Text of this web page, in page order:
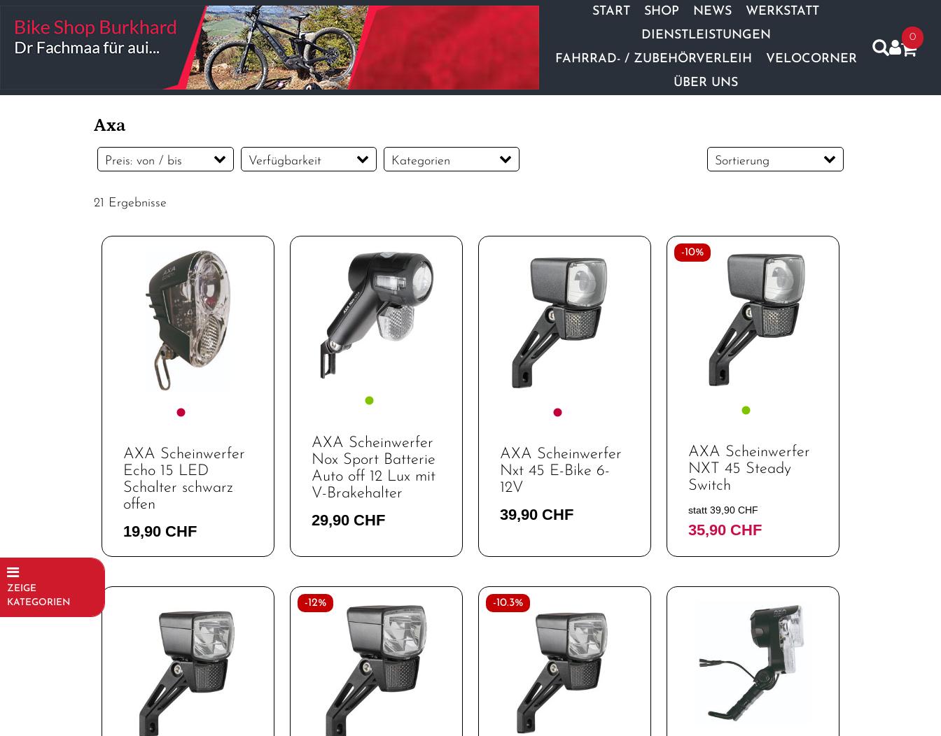
START SHOP NEWS
WERKSTATT
DIENSTLEISTUNGEN
FAHRRAD- / ZUBEHÖRVERLEIH
VELOCORNER
ÜBER UNS
0
ZEIGE
KATEGORIEN
Axa
Sortierung
Preis: von / bis
CHF
Verfügbarkeit Kategorien
21 Ergebnisse
AXA Scheinwerfer
Echo 15 LED
Schalter schwarz
offen
19,90 CHF
AXA Scheinwerfer
Nox Sport Batterie
Auto off 12 Lux mit
V-Brakehalter
29,90 CHF
AXA Scheinwerfer
Nxt 45 E-Bike 6-
12V
39,90 CHF
-10%
AXA Scheinwerfer
NXT 45 Steady
Switch
statt 39,90 CHF
35,90 CHF
-12% -10.3%